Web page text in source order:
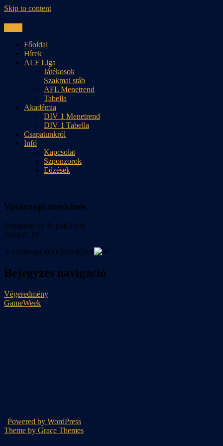
Skip to content
Főoldal
Hírek
ALF Liga
Játékosok
Szakmai stáb
AFL Menetrend
Tabella
Akadémia
DIV 1 Menetrend
DIV 1 Tabella
Csapatunkról
Infó
Kapcsolat
Szponzorok
Edzések
Vasárnapi mérkőzés
Published by Rapali Zsolt
2024.07.02.
A vasárnapi márkőzés képei
Bejegyzés navigáció
Végeredmény
GameWeek
| Powered by WordPress
Theme by Grace Themes